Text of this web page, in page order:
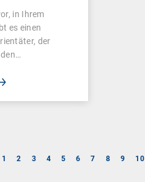
in Ihrem
es einen
der
1 2 3 4 5 6 7 8 9 10